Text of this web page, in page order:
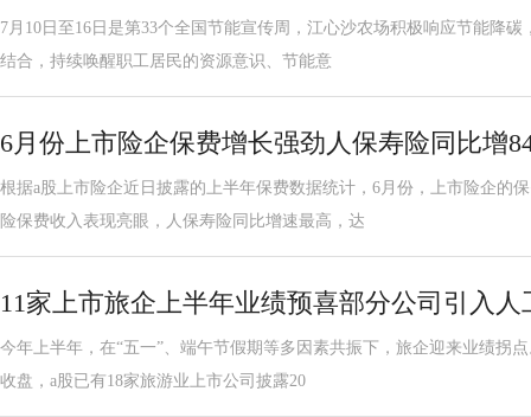
7月10日至16日是第33个全国节能宣传周，江心沙农场积极响应节能降
结合，持续唤醒职工居民的资源意识、节能意
6月份上市险企保费增长强劲人保寿险同比增
根据a股上市险企近日披露的上半年保费数据统计，6月份，上市险企的
险保费收入表现亮眼，人保寿险同比增速最高，达
11家上市旅企上半年业绩预喜部分公司引入
今年上半年，在“五一”、端午节假期等多因素共振下，旅企迎来业绩拐
收盘，a股已有18家旅游业上市公司披露20